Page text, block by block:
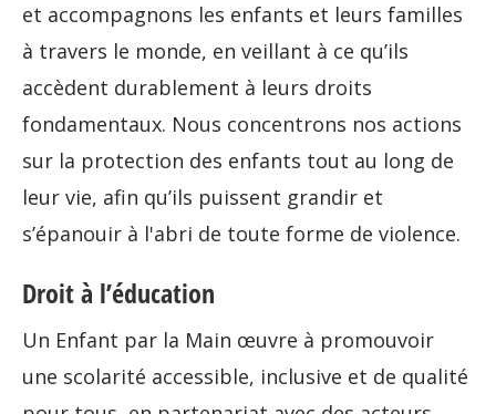
et accompagnons les enfants et leurs familles
à travers le monde, en veillant à ce qu’ils
accèdent durablement à leurs droits
fondamentaux. Nous concentrons nos actions
sur la protection des enfants tout au long de
leur vie, afin qu’ils puissent grandir et
s’épanouir à l'abri de toute forme de violence.
Droit à l’éducation
Un Enfant par la Main œuvre à promouvoir
une scolarité accessible, inclusive et de qualité